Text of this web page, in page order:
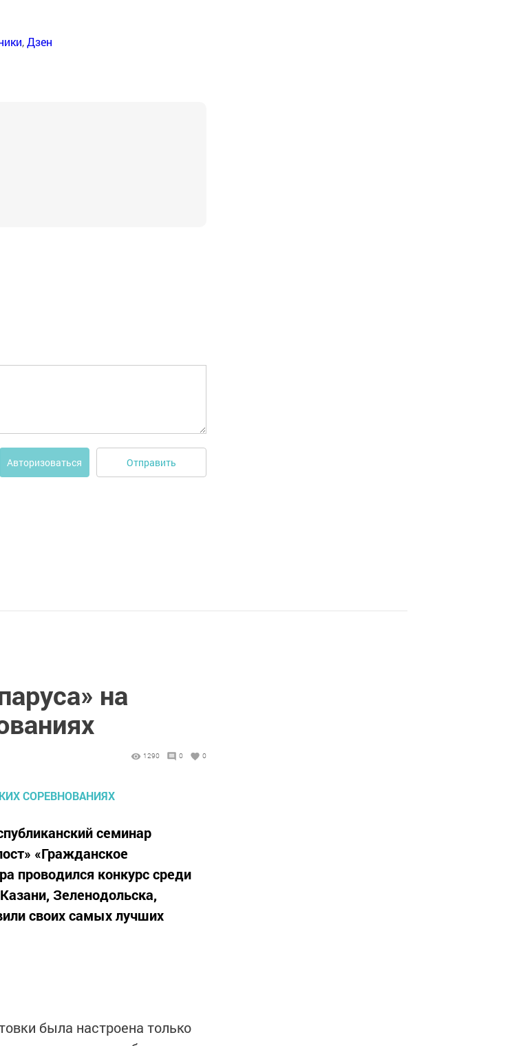
,Дзен
Авторизоваться Отправить
на
1290 0 0
семинар
«Гражданское
проводился конкурс среди
Зеленодольска,
своих самых лучших
была настроена только